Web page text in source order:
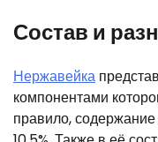
Состав и
Нержавейка
компонентами
правило,